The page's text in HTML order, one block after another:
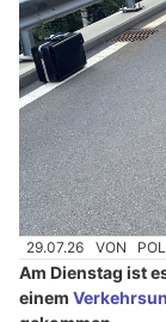
29.07.26 VON
Am Dienstag ist
einem